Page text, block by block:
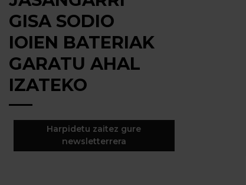
GISA SODIO
IOIEN BATERIAK
GARATU AHAL
IZATEKO
Harpidetu zaitez gure
newsletterrera